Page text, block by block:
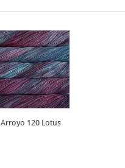
Arroyo 120 Lotus